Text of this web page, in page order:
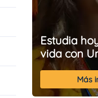
Estudia
vida con
Más